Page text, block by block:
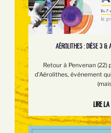
AÉROLITHES : DIÈSE 3
Retour à Penvenan
d'Aérolithes, événement
Lire la